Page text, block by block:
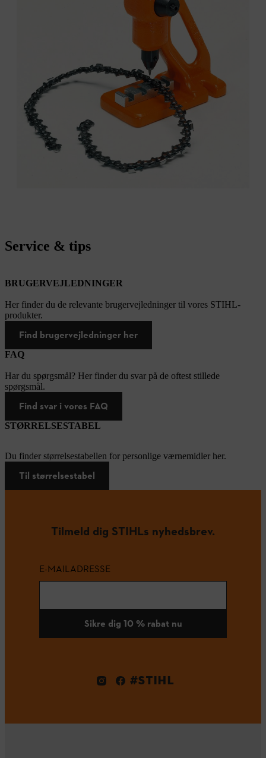
Service & tips
BRUGERVEJLEDNINGER
Her finder du de relevante brugervejledninger til vores STIHL-
produkter.
Find brugervejledninger her
FAQ
Har du spørgsmål? Her finder du svar på de oftest stillede
spørgsmål.
Find svar i vores FAQ
STØRRELSESTABEL
Du finder størrelsestabellen for personlige værnemidler her.
Til størrelsestabel
Tilmeld dig STIHLs nyhedsbrev.
E-MAILADRESSE
Sikre dig 10 % rabat nu
#STIHL